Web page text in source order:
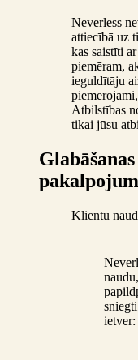
Neverless
attiecībā uz
kas saistīti
piemēram,
ieguldītāju
Atbilstības
tikai jūsu
Klientu
ietver: